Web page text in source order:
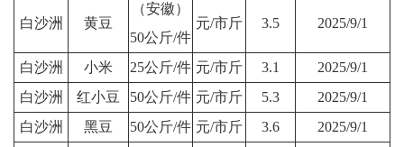
白沙洲 黄豆
（安徽）
50公斤/件
元/市斤 3.5 2025/9/1
白沙洲 小米 25公斤/件 元/市斤 3.1
2025/9/1
白沙洲
红小豆 50公斤/件 元/市斤 5.3
2025/9/1
白沙洲
黑豆 50公斤/件 元/市斤 3.6
2025/9/1